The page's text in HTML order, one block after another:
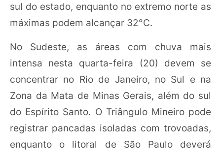
sul do estado, enquanto no extremo norte as
máximas podem alcançar 32°C.
No Sudeste, as áreas com chuva mais
intensa nesta quarta-feira (20) devem se
concentrar no Rio de Janeiro, no Sul e na
Zona da Mata de Minas Gerais, além do sul
do Espírito Santo. O Triângulo Mineiro pode
registrar pancadas isoladas com trovoadas,
enquanto o litoral de São Paulo deverá